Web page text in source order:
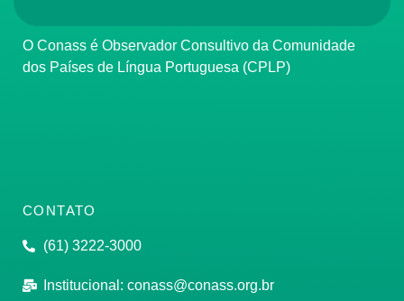
O Conass é Observador Consultivo da Comunidade
dos Países de Língua Portuguesa (CPLP)
CONTATO
(61) 3222-3000
Institucional: conass@conass.org.br